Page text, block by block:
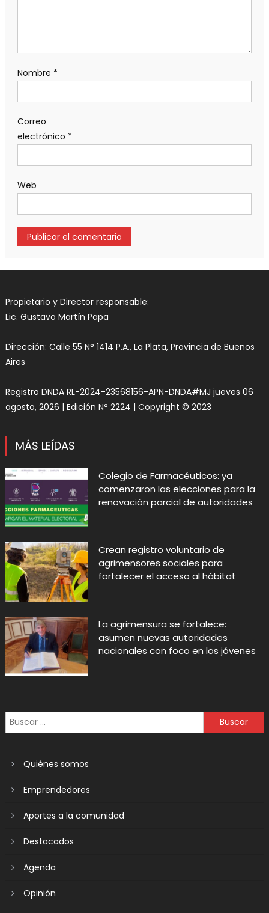
Nombre *
Correo
electrónico *
Web
Propietario y Director responsable:
Lic. Gustavo Martín Papa
Dirección: Calle 55 N° 1414 P.A., La Plata, Provincia de Buenos
Aires
Registro DNDA RL-2024-23568156-APN-DNDA#MJ jueves 06
agosto, 2026 | Edición N° 2224 | Copyright © 2023
MÁS LEÍDAS
Colegio de Farmacéuticos: ya
comenzaron las elecciones para la
renovación parcial de autoridades
Crean registro voluntario de
agrimensores sociales para
fortalecer el acceso al hábitat
La agrimensura se fortalece:
asumen nuevas autoridades
nacionales con foco en los jóvenes
Quiénes somos
Emprendedores
Aportes a la comunidad
Destacados
Agenda
Opinión